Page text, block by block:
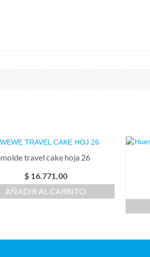
molde travel cake hoja 26
$ 16.771,00
AÑADIR AL CARRITO